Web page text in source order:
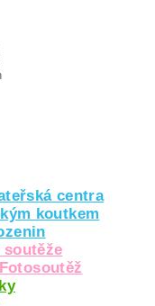
centra
koutkem
Fotosoutěž